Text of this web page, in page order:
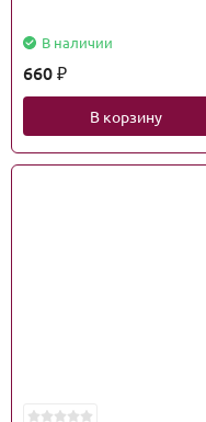
В наличии
660 ₽
В корзину